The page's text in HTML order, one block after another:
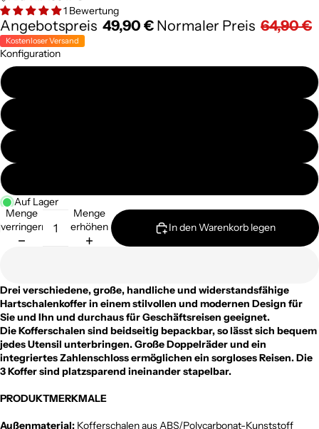
1 Bewertung
Angebotspreis 49,90 € Normaler Preis 64,90 €
Kostenloser Versand
Konfiguration
Auf Lager
Menge
verringern
Menge
erhöhen
In den Warenkorb legen
Drei verschiedene, große, handliche und widerstandsfähige
Hartschalenkoffer in einem stilvollen und modernen Design für
Sie und Ihn und durchaus für Geschäftsreisen geeignet.
Die Kofferschalen sind beidseitig bepackbar, so lässt sich bequem
jedes Utensil unterbringen. Große Doppelräder und ein
integriertes Zahlenschloss ermöglichen ein sorgloses Reisen. Die
3 Koffer sind platzsparend ineinander stapelbar.
PRODUKTMERKMALE
Außenmaterial: Kofferschalen aus ABS/Polycarbonat-Kunststoff